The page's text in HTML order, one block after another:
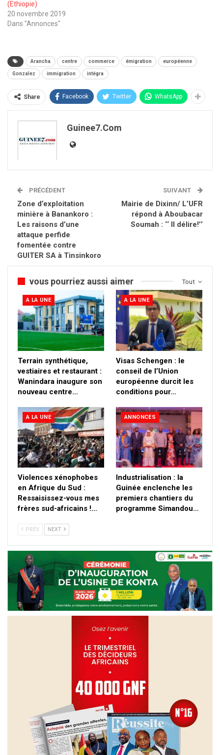
(Ethiopie)
20 novembre 2019
Dans "Annonces"
Arancha centre commerce émigration européenne
Gonzalez immigration intégra
Share Facebook Twitter WhatsApp
Guinee7.com
PRÉCÉDENT
Zone d’exploitation
minière à Banankoro :
Les raisons d’une
attaque perfide
fomentée contre
GUITER SA à Tinsinkoro
SUIVANT
Mairie de Dixinn/ L’UFR
répond à Aboubacar
Soumah : ‘‘ Il délire!’’
Tout
vous pourriez aussi aimer
A LA UNE
Terrain synthétique,
vestiaires et restaurant :
Wanindara inaugure son
nouveau centre…
A LA UNE
Visas Schengen : le
conseil de l’Union
européenne durcit les
conditions pour…
A LA UNE
Violences xénophobes
en Afrique du Sud :
Ressaisissez-vous mes
frères sud-africains !…
ANNONCES
Industrialisation : la
Guinée enclenche les
premiers chantiers du
programme Simandou…
PREV NEXT